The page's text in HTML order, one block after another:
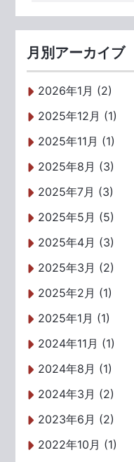
月別アーカイブ
2026年1月 (2)
2025年12月 (1)
2025年11月 (1)
2025年8月 (3)
2025年7月 (3)
2025年5月 (5)
2025年4月 (3)
2025年3月 (2)
2025年2月 (1)
2025年1月 (1)
2024年11月 (1)
2024年8月 (1)
2024年3月 (2)
2023年6月 (2)
2022年10月 (1)